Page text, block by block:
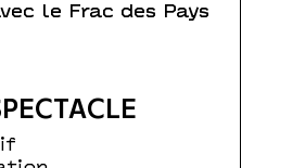
le Frac des Pays